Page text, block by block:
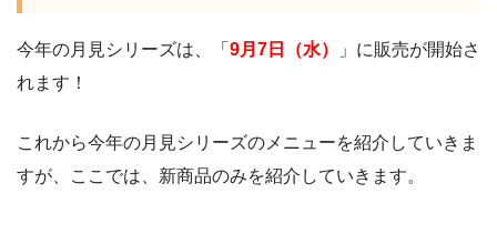
今年の月見シリーズは、「 9月7日（水）
」に販売が開始さ
れます！
これから今年の月見シリーズのメニューを紹介していきま
すが、ここでは、新商品のみを紹介していきます。